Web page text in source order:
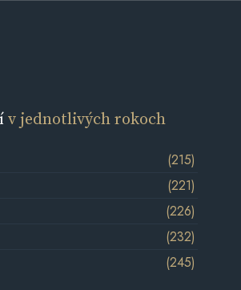
v jednotlivých rokoch
(215)
(221)
(226)
(232)
(245)